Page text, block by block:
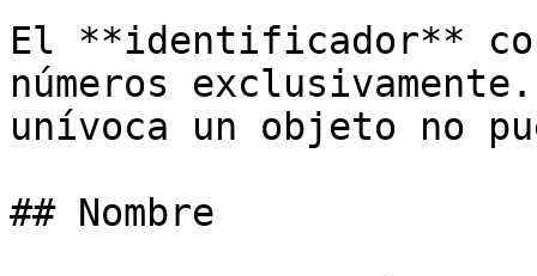
El **identificador**
números
unívoca un objeto no
## Nombre